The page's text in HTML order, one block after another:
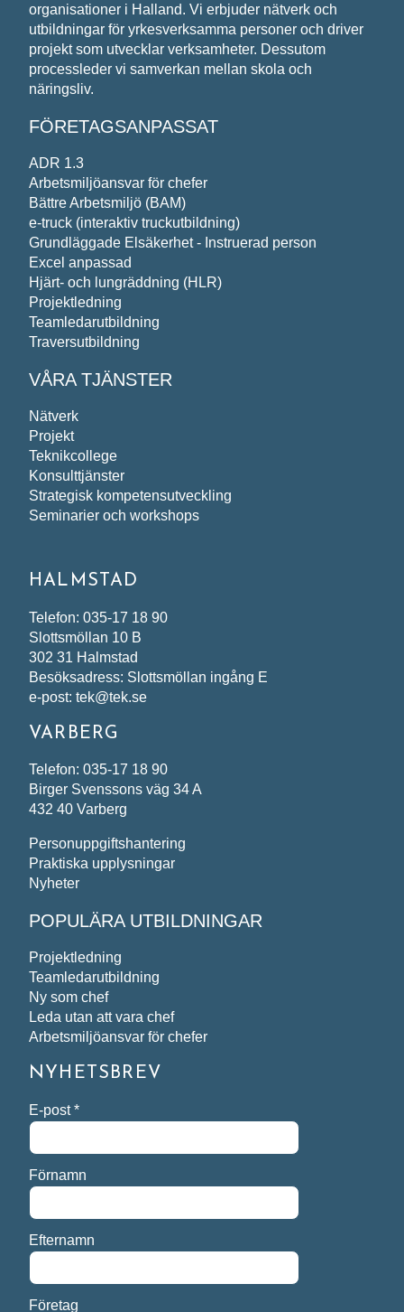
organisationer i Halland. Vi erbjuder nätverk och
utbildningar för yrkesverksamma personer och driver
projekt som utvecklar verksamheter. Dessutom
processleder vi samverkan mellan skola och
näringsliv.
FÖRETAGSANPASSAT
ADR 1.3
Arbetsmiljöansvar för chefer
Bättre Arbetsmiljö (BAM)
e-truck (interaktiv truckutbildning)
Grundläggade Elsäkerhet - Instruerad person
Excel anpassad
Hjärt- och lungräddning (HLR)
Projektledning
Teamledarutbildning
Traversutbildning
VÅRA TJÄNSTER
Nätverk
Projekt
Teknikcollege
Konsulttjänster
Strategisk kompetensutveckling
Seminarier och workshops
HALMSTAD
Telefon: 035-17 18 90
Slottsmöllan 10 B
302 31 Halmstad
Besöksadress: Slottsmöllan ingång E
e-post: tek@tek.se
VARBERG
Telefon: 035-17 18 90
Birger Svenssons väg 34 A
432 40 Varberg
Personuppgiftshantering
Praktiska upplysningar
Nyheter
POPULÄRA UTBILDNINGAR
Projektledning
Teamledarutbildning
Ny som chef
Leda utan att vara chef
Arbetsmiljöansvar för chefer
NYHETSBREV
E-post*
Förnamn
Efternamn
Företag